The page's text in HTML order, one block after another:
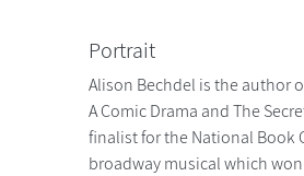
Portrait
Alison Bechdel is the author
A Comic Drama and The
finalist for the National Book
broadway musical which